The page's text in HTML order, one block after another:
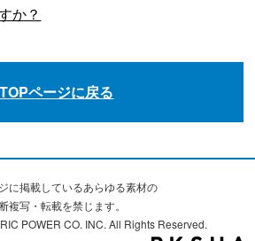
か？
TOPページに戻る
に掲載しているあらゆる素材の
複写・転載を禁じます。
POWER CO. INC. All Rights Reserved.